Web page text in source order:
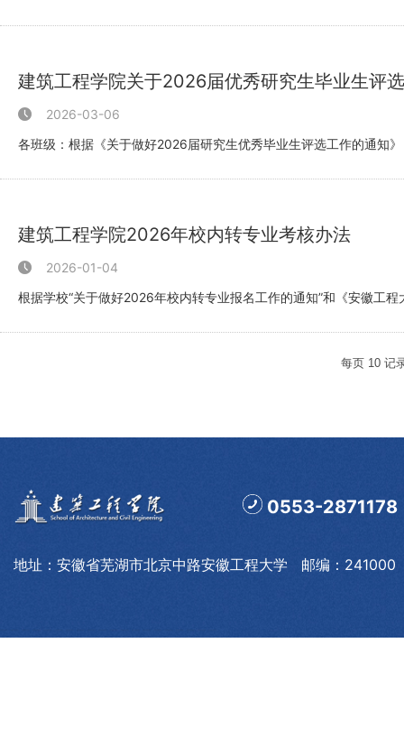
建筑工程学院关于2026届优秀研究生毕业生评
2026-03-06
各班级：根据《关于做好2026届研究生优秀毕业生评选工作的通知
建筑工程学院2026年校内转专业考核办法
2026-01-04
根据学校“关于做好2026年校内转专业报名工作的通知”和《安徽工
每页 10 记
0553-2871178
地址：安徽省芜湖市北京中路安徽工程大学 邮编：241000